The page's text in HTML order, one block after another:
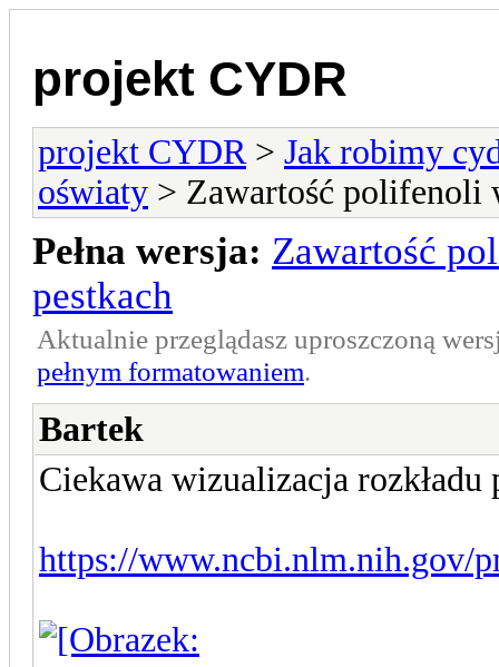
projekt CYDR
projekt CYDR > Jak robimy
oświaty > Zawartość polifenoli
Pełna wersja: Zawartość
pestkach
Aktualnie przeglądasz uproszczoną
pełnym formatowaniem.
Bartek
Ciekawa wizualizacja
https://www.ncbi.nlm.nih.gov/